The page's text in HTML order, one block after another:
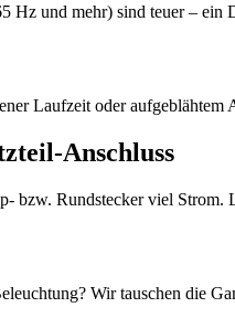
Hz und mehr) sind teuer –
Laufzeit oder aufgeblähtem
Anschluss
bzw. Rundstecker viel
Wir tauschen die